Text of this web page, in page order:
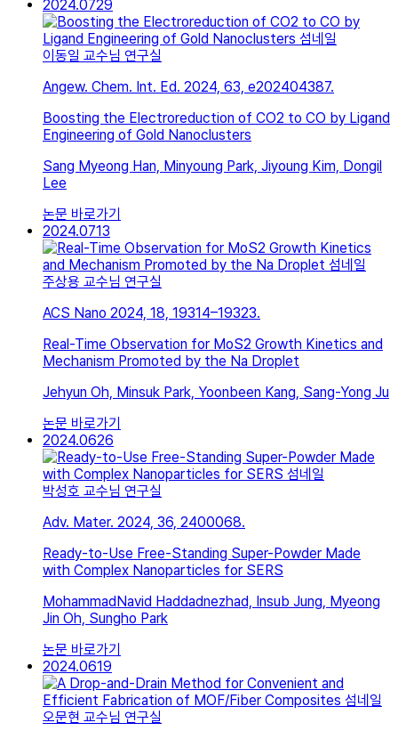
2024.0729
이동일 교수님 연구실
Angew. Chem. Int. Ed. 2024, 63, e202404387.
Boosting the Electroreduction of CO2 to CO by Ligand
Engineering of Gold Nanoclusters
Sang Myeong Han, Minyoung Park, Jiyoung Kim, Dongil
Lee
논문 바로가기
2024.0713
주상용 교수님 연구실
ACS Nano 2024, 18, 19314–19323.
Real-Time Observation for MoS2 Growth Kinetics and
Mechanism Promoted by the Na Droplet
Jehyun Oh, Minsuk Park, Yoonbeen Kang, Sang-Yong Ju
논문 바로가기
2024.0626
박성호 교수님 연구실
Adv. Mater. 2024, 36, 2400068.
Ready-to-Use Free-Standing Super-Powder Made
with Complex Nanoparticles for SERS
MohammadNavid Haddadnezhad, Insub Jung, Myeong
Jin Oh, Sungho Park
논문 바로가기
2024.0619
오문현 교수님 연구실